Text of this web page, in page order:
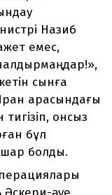
Назиб
емес,
сынға
арасындағы
онсыз
бұл
болды.